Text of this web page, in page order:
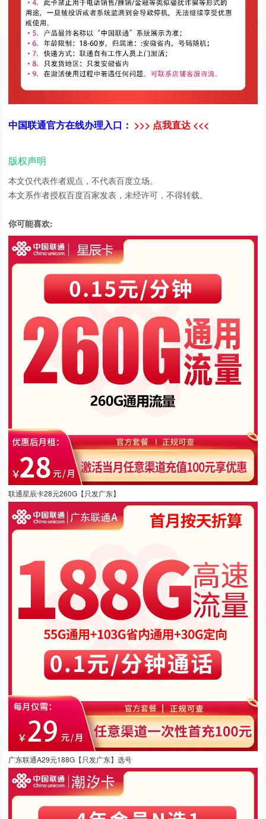
中国联通官方在线办理入口： >>> 点我直达 <<<
版权声明
本文仅代表作者观点，不代表百度立场。
本文系作者授权百度百家发表，未经许可，不得转载。
你可能喜欢:
联通星辰卡28元260G【只发广东】
广东联通A29元188G【只发广东】选号